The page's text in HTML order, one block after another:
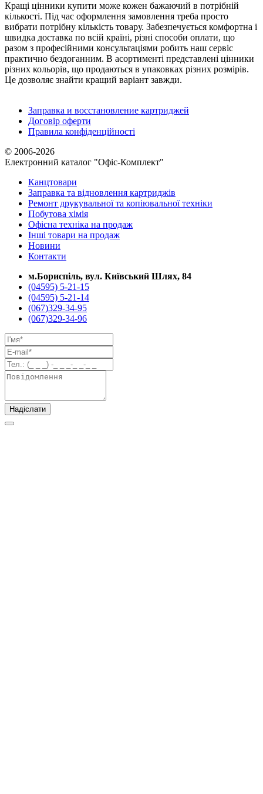
Кращі цінники купити може кожен бажаючий в потрібній
кількості. Під час оформлення замовлення треба просто
вибрати потрібну кількість товару. Забезпечується комфортна і
швидка доставка по всій країні, різні способи оплати, що
разом з професійними консультаціями робить наш сервіс
практично бездоганним. В асортименті представлені цінники
різних кольорів, що продаються в упаковках різних розмірів.
Це дозволяє знайти кращий варіант завжди.
Заправка и восстановление картриджей
Договір оферти
Правила конфіденційності
© 2006-2026
Електронний каталог "Офіс-Комплект"
Канцтовари
Заправка та відновлення картриджів
Ремонт друкувальної та копіювальної техніки
Побутова хімія
Офісна техніка на продаж
Інші товари на продаж
Новини
Контакти
м.Бориспіль, вул. Київський Шлях, 84
(04595) 5-21-15
(04595) 5-21-14
(067)329-34-95
(067)329-34-96
Надіслати